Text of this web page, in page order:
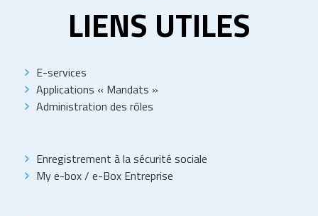
LIENS UTILES
E-services
Applications « Mandats »
Administration des rôles
Enregistrement à la sécurité sociale
My e-box/ e-Box Entreprise